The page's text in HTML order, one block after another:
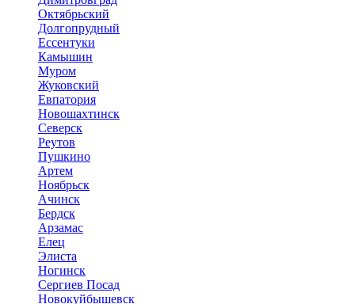
Октябрьский
Долгопрудный
Ессентуки
Камышин
Муром
Жуковский
Евпатория
Новошахтинск
Северск
Реутов
Пушкино
Артем
Ноябрьск
Ачинск
Бердск
Арзамас
Елец
Элиста
Ногинск
Сергиев Посад
Новокуйбышевск